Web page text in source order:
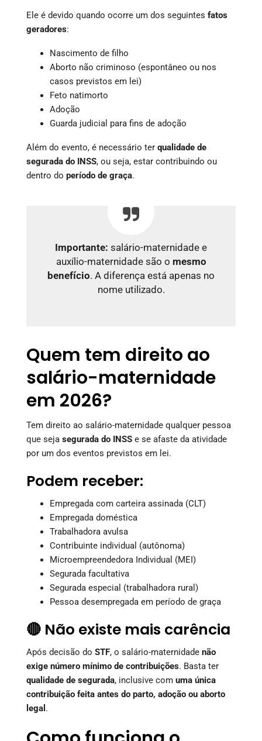
Ele é devido quando ocorre um dos seguintes fatos
geradores:
Nascimento de filho
Aborto não criminoso (espontâneo ou nos
casos previstos em lei)
Feto natimorto
Adoção
Guarda judicial para fins de adoção
Além do evento, é necessário ter qualidade de
segurada do INSS, ou seja, estar contribuindo ou
dentro do período de graça.
Importante: salário-maternidade e
auxílio-maternidade são o mesmo
benefício. A diferença está apenas no
nome utilizado.
Quem tem direito ao
salário-maternidade
em 2026?
Tem direito ao salário-maternidade qualquer pessoa
que seja segurada do INSS e se afaste da atividade
por um dos eventos previstos em lei.
Podem receber:
Empregada com carteira assinada (CLT)
Empregada doméstica
Trabalhadora avulsa
Contribuinte individual (autônoma)
Microempreendedora Individual (MEI)
Segurada facultativa
Segurada especial (trabalhadora rural)
Pessoa desempregada em período de graça
🔴 Não existe mais carência
Após decisão do STF, o salário-maternidade não
exige número mínimo de contribuições. Basta ter
qualidade de segurada, inclusive com uma única
contribuição feita antes do parto, adoção ou aborto
legal .